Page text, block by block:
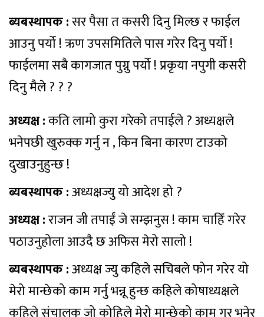
ब्यबस्थापक :सर पैसा त कसरी दिनु मिल्छ र फाईल
आउनु पर्यो ! ऋण उपसमितिले पास गरेर दिनु पर्यो !
फाईलमा सबै कागजात पुग्नु पर्यो ! प्रकृया नपुगी कसरी
दिनु मैले ? ? ?
अध्यक्ष :कति लामो कुरा गरेको तपाईले ? अध्यक्षले
भनेपछी खुरुक्क गर्नु न , किन बिना कारण टाउको
दुखाउनुहुन्छ !
ब्यबस्थापक :अध्यक्षज्यु यो आदेश हो ?
अध्यक्ष :राजन जी तपाईं जे सम्झनुस ! काम चाहिँ गरेर
पठाउनुहोला आउदै छ अफिस मेरो सालो !
ब्यबस्थापक :अध्यक्ष ज्यु कहिले सचिबले फोन गरेर यो
मेरो मान्छेको काम गर्नु भन्नू हुन्छ कहिले कोषाध्यक्षले